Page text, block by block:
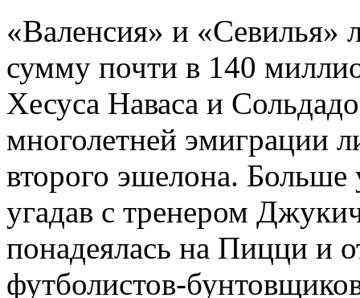
«Валенсия» и «Севилья»
сумму почти в 140
Хесуса Наваса и
многолетней эмиграции
второго эшелона. Больше
угадав с тренером
понадеялась на Пицци и
футболистов-